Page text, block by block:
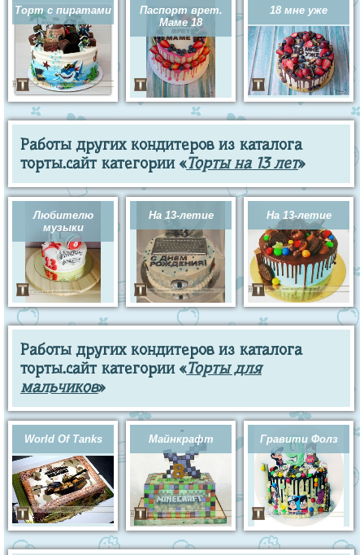
Торт с пиратами
Паспорт врет.
Маме 18
18 мне уже
Работы других кондитеров из каталога
торты.сайт категории «Торты на 13 лет»
Любителю
музыки
На 13-летие На 13-летие
Работы других кондитеров из каталога
торты.сайт категории «Торты для
мальчиков»
World Of Tanks Майнкрафт Гравити Фолз